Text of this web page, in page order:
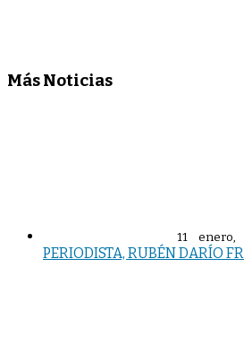
Más Noticias
11 enero,
PERIODISTA, RUBÉN DARÍO